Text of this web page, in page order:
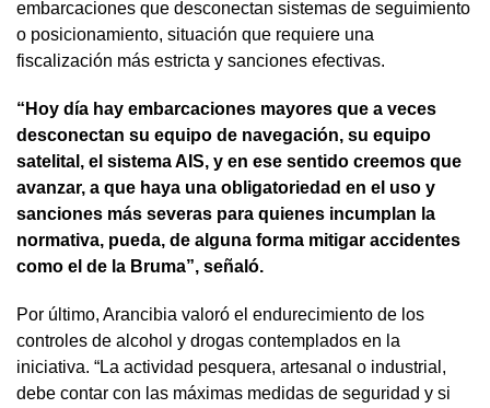
embarcaciones que desconectan sistemas de seguimiento
o posicionamiento, situación que requiere una
fiscalización más estricta y sanciones efectivas.
“Hoy día hay embarcaciones mayores que a veces
desconectan su equipo de navegación, su equipo
satelital, el sistema AIS, y en ese sentido creemos que
avanzar, a que haya una obligatoriedad en el uso y
sanciones más severas para quienes incumplan la
normativa, pueda, de alguna forma mitigar accidentes
como el de la Bruma”, señaló.
Por último, Arancibia valoró el endurecimiento de los
controles de alcohol y drogas contemplados en la
iniciativa. “La actividad pesquera, artesanal o industrial,
debe contar con las máximas medidas de seguridad y si